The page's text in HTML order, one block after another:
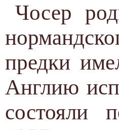
Чосер
предки
Англию
состояли